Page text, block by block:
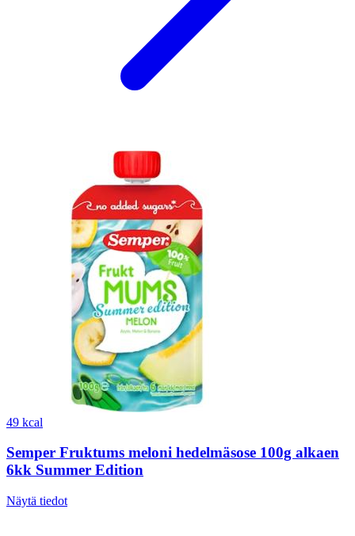
49 kcal
Semper Fruktums meloni hedelmäsose 100g alkaen
6kk Summer Edition
Näytä tiedot